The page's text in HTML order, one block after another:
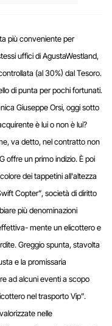
più conveniente per
uffici di AgustaWestland,
(al 30%) dal Tesoro.
di punta per pochi fortunati.
Giuseppe Orsi, oggi sotto
è lui o non è lui?
va detto, nel contratto non
offre un primo indizio. È poi
dei tappetini all'altezza
Copter”, società di diritto
più denominazioni
mente un elicottero e
Greggio spunta, stavolta
e la promissaria
ad alcuni eventi a scopo
nel trasporto Vip”.
nelle